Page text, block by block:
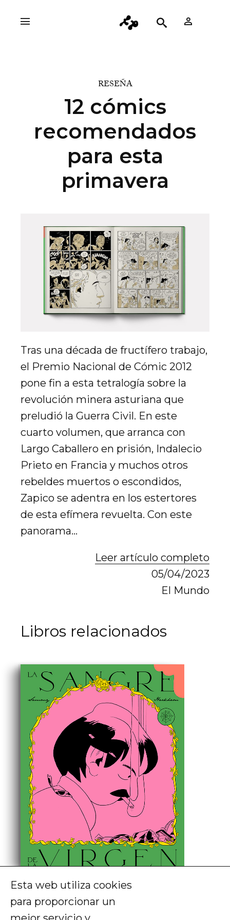
RESEÑA
12 cómics
recomendados
para esta
primavera
Tras una década de fructífero trabajo,
el Premio Nacional de Cómic 2012
pone fin a esta tetralogía sobre la
revolución minera asturiana que
preludió la Guerra Civil. En este
cuarto volumen, que arranca con
Largo Caballero en prisión, Indalecio
Prieto en Francia y muchos otros
rebeldes muertos o escondidos,
Zapico se adentra en los estertores
de esta efímera revuelta. Con este
panorama…
Leer artículo completo
05/04/2023
El Mundo
Libros relacionados
Sammy Harkham
La sangre de la virgen
Esta web utiliza cookies
para proporcionar un